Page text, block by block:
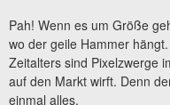
Pah! Wenn es um Größe
wo der geile Hammer
Zeitalters sind Pixelzwerge
auf den Markt wirft. Denn
einmal alles.